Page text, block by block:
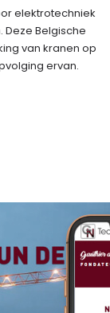
elektrotechniek
Deze Belgische
van kranen op
ervan.